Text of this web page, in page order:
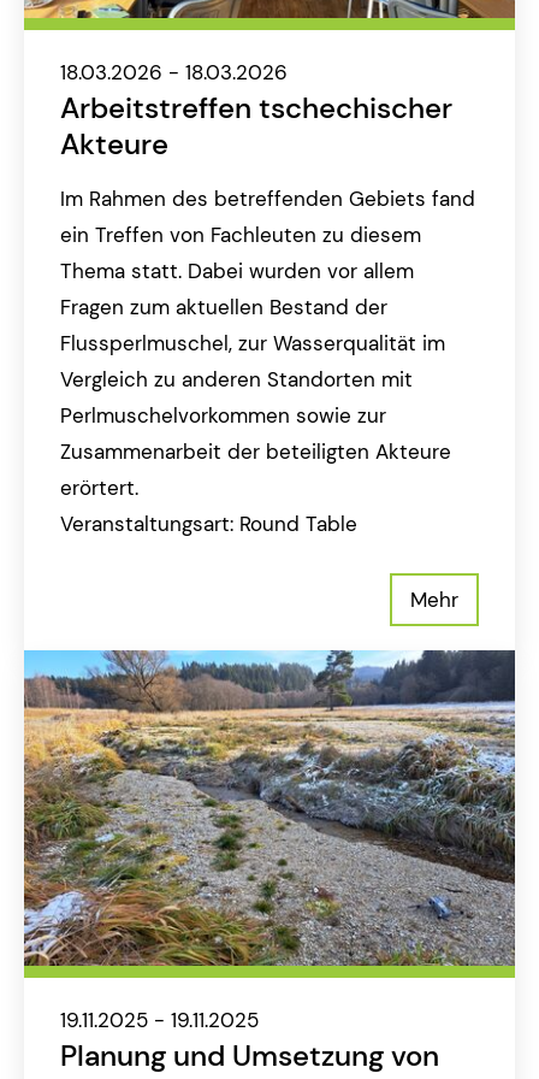
18.03.2026 - 18.03.2026
Arbeitstreffen tschechischer
Akteure
Im Rahmen des betreffenden Gebiets fand
ein Treffen von Fachleuten zu diesem
Thema statt. Dabei wurden vor allem
Fragen zum aktuellen Bestand der
Flussperlmuschel, zur Wasserqualität im
Vergleich zu anderen Standorten mit
Perlmuschelvorkommen sowie zur
Zusammenarbeit der beteiligten Akteure
erörtert.
Veranstaltungsart: Round Table
Mehr
19.11.2025 - 19.11.2025
Planung und Umsetzung von